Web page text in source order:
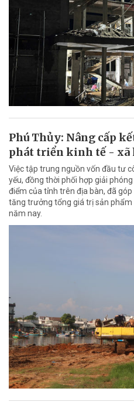
Phú Thủy: Nâng cấp
phát triển kinh tế - xã
Việc tập trung nguồn vốn đầu tư
yếu, đồng thời phối hợp giải
điểm của tỉnh trên địa bàn, đã
tăng trưởng tổng giá trị sản
năm nay.